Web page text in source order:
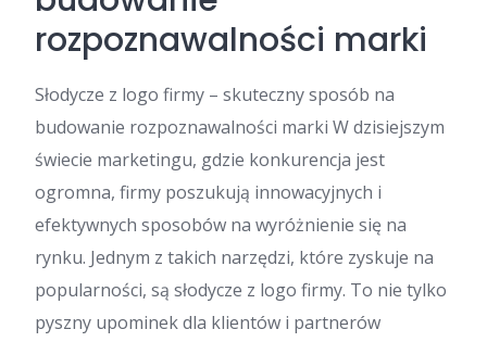
rozpoznawalności marki
Słodycze z logo firmy – skuteczny sposób na
budowanie rozpoznawalności marki W dzisiejszym
świecie marketingu, gdzie konkurencja jest
ogromna, firmy poszukują innowacyjnych i
efektywnych sposobów na wyróżnienie się na
rynku. Jednym z takich narzędzi, które zyskuje na
popularności, są słodycze z logo firmy. To nie tylko
pyszny upominek dla klientów i partnerów